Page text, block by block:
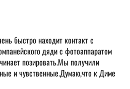
быстро находит контакт с
дяди с фотоаппаратом
позировать.Мы получили
и чувственные.Думаю,что к Диме